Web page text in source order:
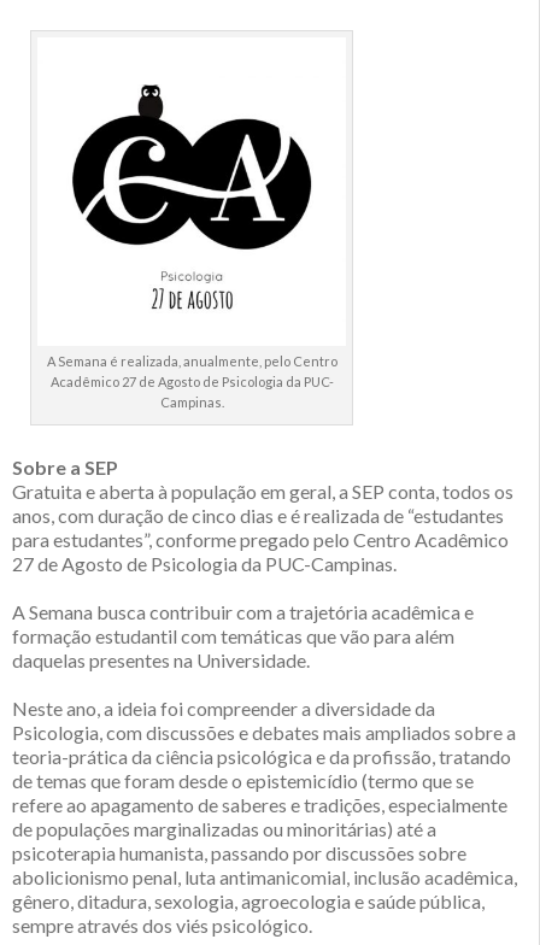
A Semana é realizada, anualmente, pelo Centro
Acadêmico 27 de Agosto de Psicologia da PUC-
Campinas.
Sobre a SEP
Gratuita e aberta à população em geral, a SEP conta, todos os
anos, com duração de cinco dias e é realizada de “estudantes
para estudantes”, conforme pregado pelo Centro Acadêmico
27 de Agosto de Psicologia da PUC-Campinas.
A Semana busca contribuir com a trajetória acadêmica e
formação estudantil com temáticas que vão para além
daquelas presentes na Universidade.
Neste ano, a ideia foi compreender a diversidade da
Psicologia, com discussões e debates mais ampliados sobre a
teoria-prática da ciência psicológica e da profissão, tratando
de temas que foram desde o epistemicídio (termo que se
refere ao apagamento de saberes e tradições, especialmente
de populações marginalizadas ou minoritárias) até a
psicoterapia humanista, passando por discussões sobre
abolicionismo penal, luta antimanicomial, inclusão acadêmica,
gênero, ditadura, sexologia, agroecologia e saúde pública,
sempre através dos viés psicológico.